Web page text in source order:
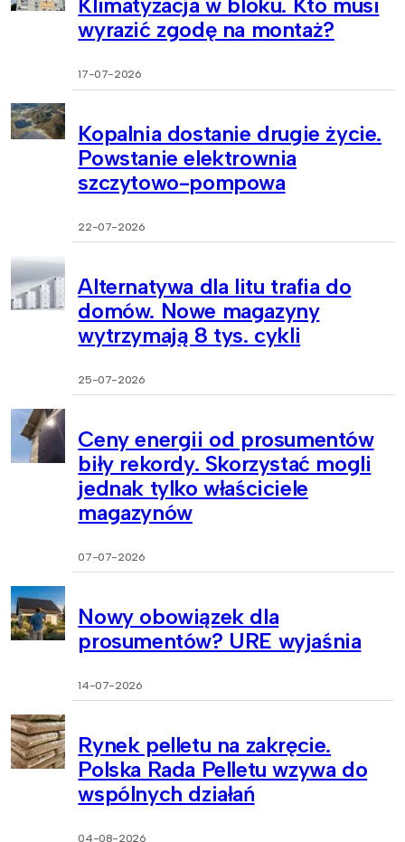
wyrazić zgodę na montaż?
17-07-2026
Kopalnia dostanie drugie życie.
Powstanie elektrownia
szczytowo-pompowa
22-07-2026
Alternatywa dla litu trafia do
domów. Nowe magazyny
wytrzymają 8 tys. cykli
25-07-2026
Ceny energii od prosumentów
biły rekordy. Skorzystać mogli
jednak tylko właściciele
magazynów
07-07-2026
Nowy obowiązek dla
prosumentów? URE wyjaśnia
14-07-2026
Rynek pelletu na zakręcie.
Polska Rada Pelletu wzywa do
wspólnych działań
04-08-2026